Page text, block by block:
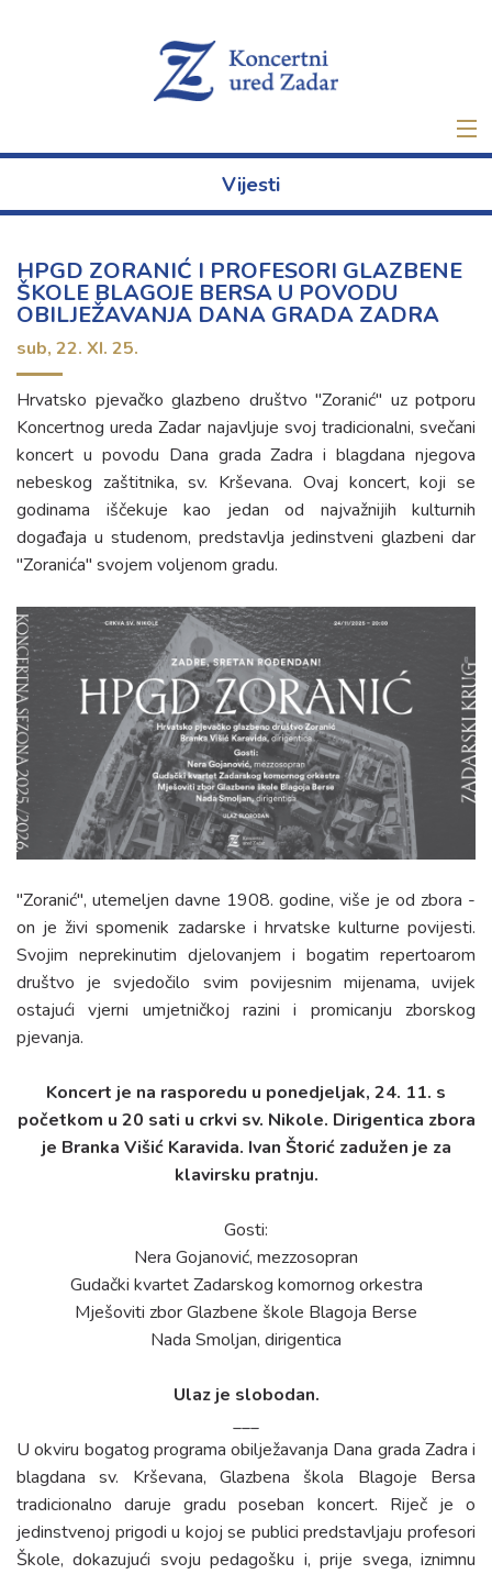
Ulaznice
Novo
Najam
Kontakt
Vijesti
HPGD ZORANIĆ I PROFESORI GLAZBENE
ŠKOLE BLAGOJE BERSA U POVODU
OBILJEŽAVANJA DANA GRADA ZADRA
sub, 22. XI. 25.
Hrvatsko pjevačko glazbeno društvo "Zoranić" uz potporu
Koncertnog ureda Zadar najavljuje svoj tradicionalni, svečani
koncert u povodu Dana grada Zadra i blagdana njegova
nebeskog zaštitnika, sv. Krševana. Ovaj koncert, koji se
godinama iščekuje kao jedan od najvažnijih kulturnih
događaja u studenom, predstavlja jedinstveni glazbeni dar
"Zoranića" svojem voljenom gradu.
"Zoranić", utemeljen davne 1908. godine, više je od zbora -
on je živi spomenik zadarske i hrvatske kulturne povijesti.
Svojim neprekinutim djelovanjem i bogatim repertoarom
društvo je svjedočilo svim povijesnim mijenama, uvijek
ostajući vjerni umjetničkoj razini i promicanju zborskog
pjevanja.
Koncert je na rasporedu u ponedjeljak, 24. 11. s
početkom u 20 sati u crkvi sv. Nikole. Dirigentica zbora
je Branka Višić Karavida. Ivan Štorić zadužen je za
klavirsku pratnju.
Gosti:
Nera Gojanović, mezzosopran
Gudački kvartet Zadarskog komornog orkestra
Mješoviti zbor Glazbene škole Blagoja Berse
Nada Smoljan, dirigentica
Ulaz je slobodan.
___
U okviru bogatog programa obilježavanja Dana grada Zadra i
blagdana sv. Krševana, Glazbena škola Blagoje Bersa
tradicionalno daruje gradu poseban koncert. Riječ je o
jedinstvenoj prigodi u kojoj se publici predstavljaju profesori
Škole, dokazujući svoju pedagošku i, prije svega, iznimnu